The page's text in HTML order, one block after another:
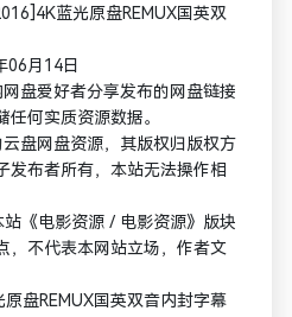
蓝光原盘REMUX国英双
06月14日
盘爱好者分享发布的网盘链接
何实质资源数据。
盘网盘资源，其版权归版权方
发布者所有，本站无法操作相
《电影资源 / 电影资源》版块
，不代表本网站立场，作者文
盘REMUX国英双音内封字幕